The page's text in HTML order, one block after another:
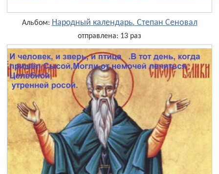
Альбом: Народный календарь. Степан Сеновал
отправлена: 13 раз